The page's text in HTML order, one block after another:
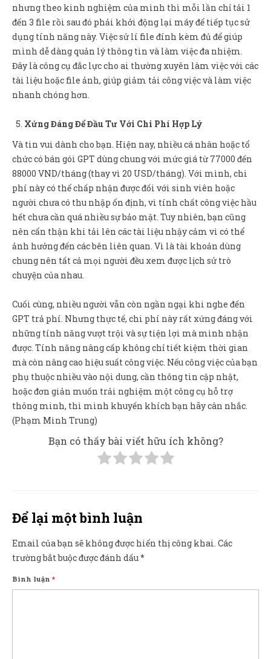
nhưng theo kinh nghiệm của mình thì mỗi lần chỉ tải 1
đến 3 file rồi sau đó phải khởi động lại máy để tiếp tục sử
dụng tính năng này. Việc sử lí file đính kèm đủ để giúp
mình dễ dàng quản lý thông tin và làm việc đa nhiệm.
Đây là công cụ đắc lực cho ai thường xuyên làm việc với các
tài liệu hoặc file ảnh, giúp giảm tải công việc và làm việc
nhanh chóng hơn.
Xứng Đáng Để Đầu Tư Với Chi Phí Hợp Lý
Và tin vui dành cho bạn. Hiện nay, nhiều cá nhân hoặc tổ
chức có bán gói GPT dùng chung với mức giá từ 77000 đến
88000 VND/tháng (thay vì 20 USD/tháng). Với mình, chi
phí này có thể chấp nhận được đối với sinh viên hoặc
người chưa có thu nhập ổn định, vì tính chất công việc hầu
hết chưa cần quá nhiều sự bảo mật. Tuy nhiên, bạn cũng
nên cẩn thận khi tải lên các tài liệu nhậy cảm vì có thể
ảnh hưởng đến các bên liên quan. Vì là tài khoản dùng
chung nên tất cả mọi người đều xem được lịch sử trò
chuyện của nhau.
Cuối cùng, nhiều người vẫn còn ngần ngại khi nghe đến
GPT trả phí. Nhưng thực tế, chi phí này rất xứng đáng với
những tính năng vượt trội và sự tiện lợi mà mình nhận
được. Tính năng nâng cấp không chỉ tiết kiệm thời gian
mà còn nâng cao hiệu suất công việc. Nếu công việc của bạn
phụ thuộc nhiều vào nội dung, cần thông tin cập nhật,
hoặc đơn giản muốn trải nghiệm một công cụ hỗ trợ
thông minh, thì mình khuyến khích bạn hãy cân nhắc.
(Phạm Minh Trung)
Bạn có thấy bài viết hữu ích không?
Để lại một bình luận
Email của bạn sẽ không được hiển thị công khai. Các
trường bắt buộc được đánh dấu*
Bình luận *